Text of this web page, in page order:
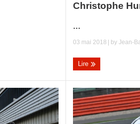
Christophe
...
03 mai 2018 | byJean-
Lire